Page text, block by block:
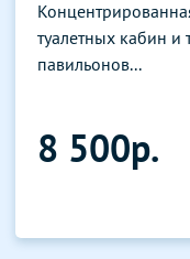
туалетных кабин и
павильонов...
8 500р.